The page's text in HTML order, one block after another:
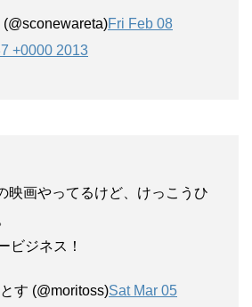
Fri Feb 08
+0000 2013
映画やってるけど、けっこうひ
ビジネス！
す (@moritoss)Sat Mar 05